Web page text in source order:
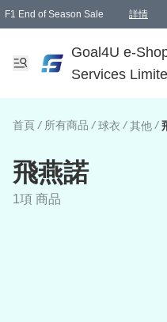
F1 End of Season Sale 詳情
Goal4U e-
Services
首頁 / 所有商品 / 球衣 / 其他 /
飛燕諾
1項 商品